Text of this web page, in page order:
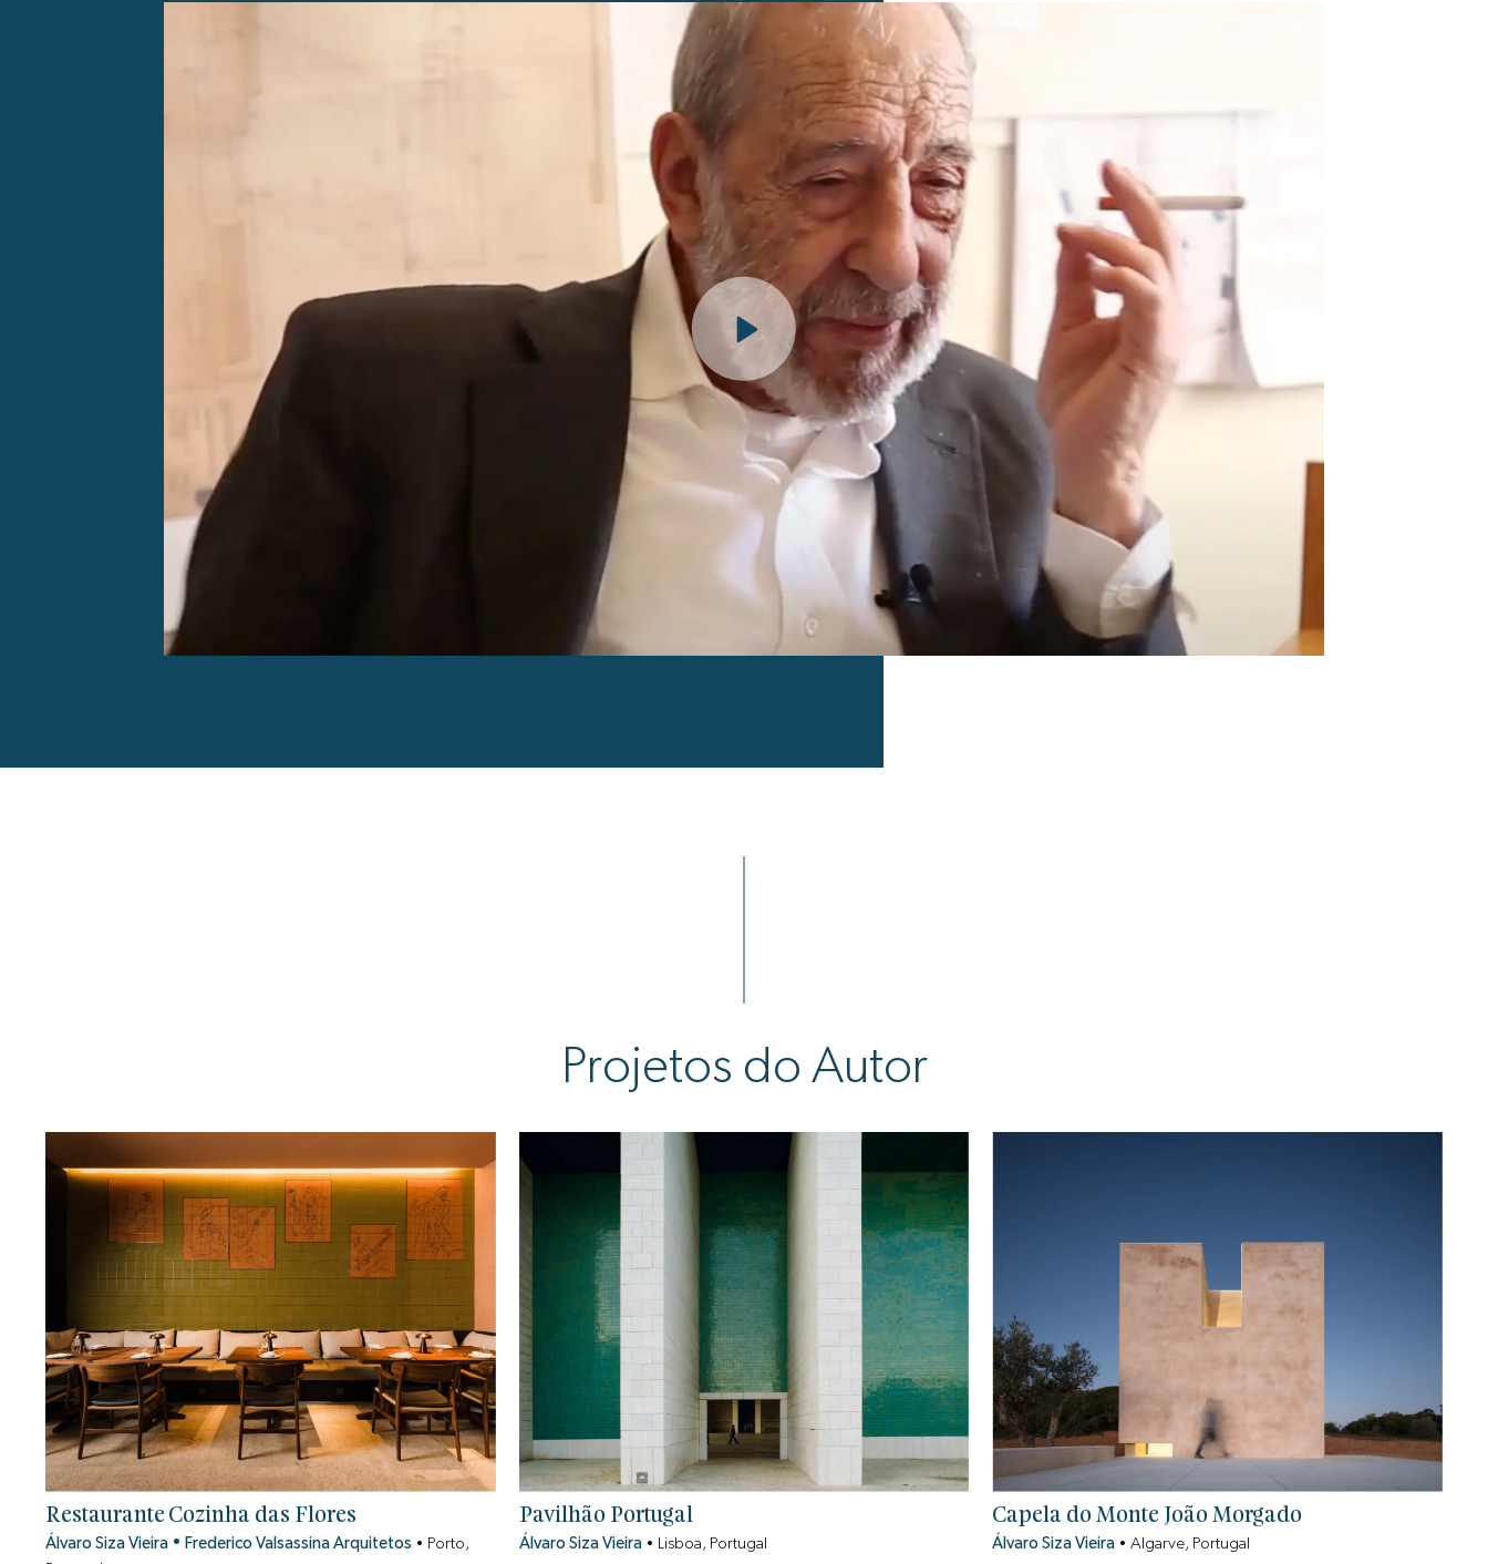
Projetos do Autor
Restaurante Cozinha das Flores
Álvaro Siza Vieira • Frederico Valsassina Arquitetos • Porto,
Pavilhão Portugal
Álvaro Siza Vieira • Lisboa, Portugal
Capela do Monte João Morgado
Álvaro Siza Vieira • Algarve, Portugal